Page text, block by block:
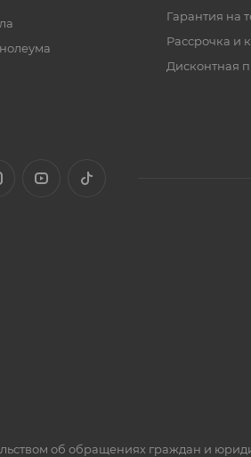
Гарантия на
Рассрочка и
Дисконтная
об обращениях граждан и